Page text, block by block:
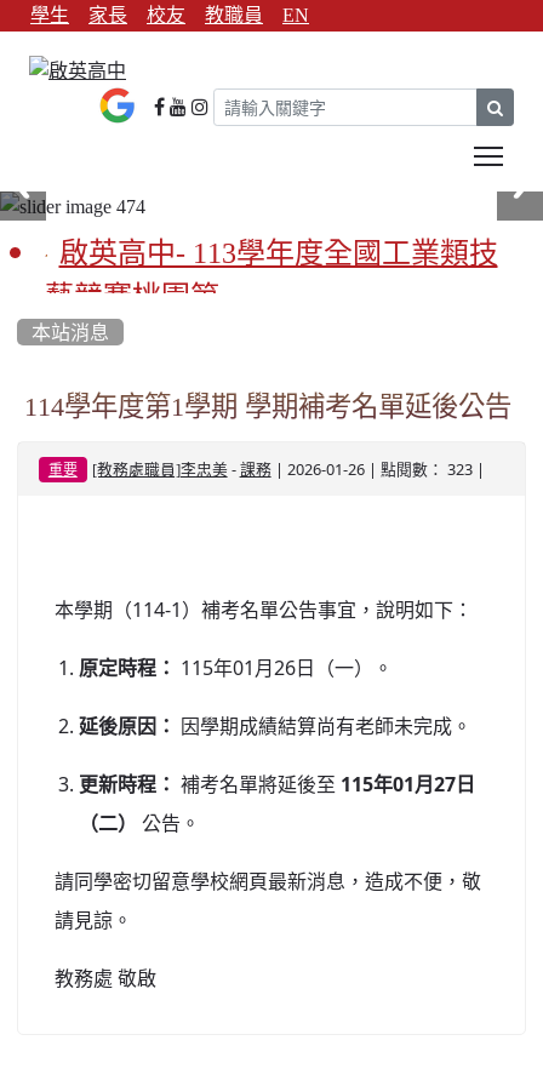
學生 家長 校友 教職員 EN
啟英高中- 113學年度全國工業類技
藝競賽桃園第一
啟英高中-113學年全國學生家事類技
藝競賽榮獲1支金手獎3支優勝
第一
啟英高中-時尚科桃園第一
本站消息
114學年度第1學期 學期補考名單延後公告
重要 [教務處職員]李忠美- 課務| 2026-01-26 | 點閱數： 323 |
本學期（114-1）補考名單公告事宜，說明如下：
原定時程： 115年01月26日（一）。
延後原因： 因學期成績結算尚有老師未完成。
更新時程： 補考名單將延後至 115年01月27日
（二）
公告。
請同學密切留意學校網頁最新消息，造成不便，敬
請見諒。
教務處 敬啟